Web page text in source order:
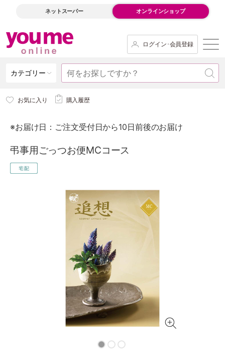
ネットスーパー オンラインショップ
ログイン･会員登録
カテゴリー
お気に入り 購入履歴
※お届け日：ご注文受付日から10日前後のお届け
弔事用ごっつお便MCコース